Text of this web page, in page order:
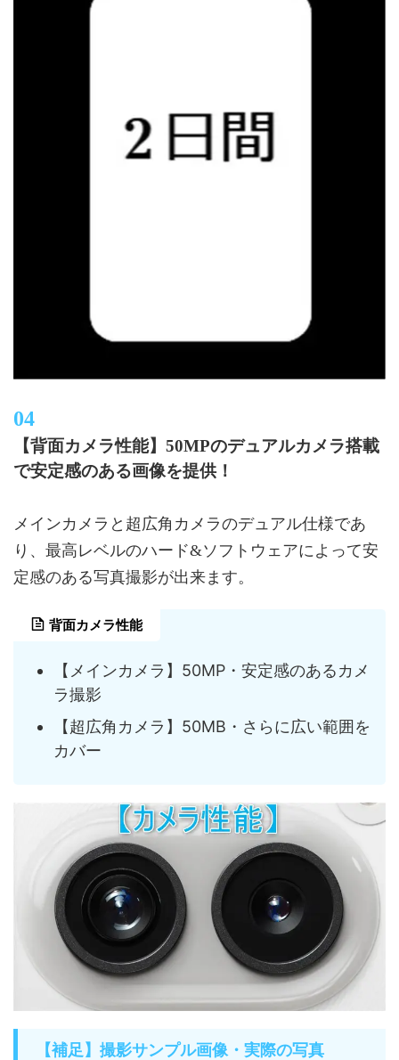
【背面カメラ性能】50MPのデュアルカメラ搭載
で安定感のある画像を提供！
メインカメラと超広角カメラのデュアル仕様であ
り、最高レベルのハード&ソフトウェアによって安
定感のある写真撮影が出来ます。
背面カメラ性能
【メインカメラ】50MP・安定感のあるカメ
ラ撮影
【超広角カメラ】50MB・さらに広い範囲を
カバー
【補足】撮影サンプル画像・実際の写真